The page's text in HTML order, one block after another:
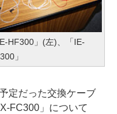
HF300」(左)、「IE-
」
定だった交換ケーブ
FC300」について